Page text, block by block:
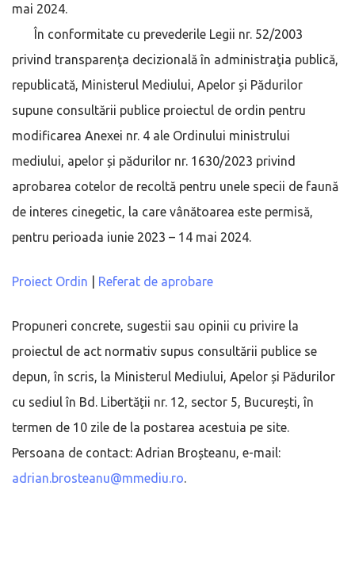
mai 2024.
În conformitate cu prevederile Legii nr. 52/2003
privind transparenţa decizională în administraţia publică,
republicată, Ministerul Mediului, Apelor și Pădurilor
supune consultării publice proiectul de ordin pentru
modificarea Anexei nr. 4 ale Ordinului ministrului
mediului, apelor și pădurilor nr. 1630/2023 privind
aprobarea cotelor de recoltă pentru unele specii de faună
de interes cinegetic, la care vânătoarea este permisă,
pentru perioada iunie 2023 – 14 mai 2024.
Proiect Ordin Referat de aprobare
Propuneri concrete, sugestii sau opinii cu privire la
proiectul de act normativ supus consultării publice se
depun, în scris, la Ministerul Mediului, Apelor și Pădurilor
cu sediul în Bd. Libertății nr. 12, sector 5, București, în
termen de 10 zile de la postarea acestuia pe site.
Persoana de contact: Adrian Broșteanu, e-mail:
adrian.brosteanu@mmediu.ro.